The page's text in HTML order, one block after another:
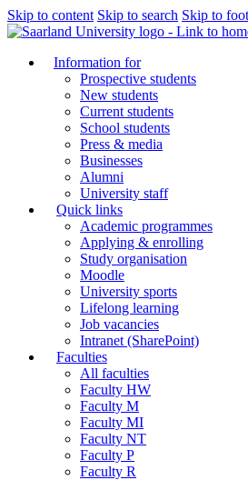
Skip to content Skip to search Skip to
Information for
Prospective students
New students
Current students
School students
Press & media
Businesses
Alumni
University staff
Quick links
Academic programmes
Applying & enrolling
Study organisation
Moodle
University sports
Lifelong learning
Job vacancies
Intranet (SharePoint)
Faculties
All faculties
Faculty HW
Faculty M
Faculty MI
Faculty NT
Faculty P
Faculty R